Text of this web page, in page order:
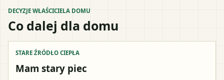
DECYZJE WŁAŚCICIELA DOMU
Co dalej dla domu
STARE ŹRÓDŁO CIEPŁA
Mam stary piec